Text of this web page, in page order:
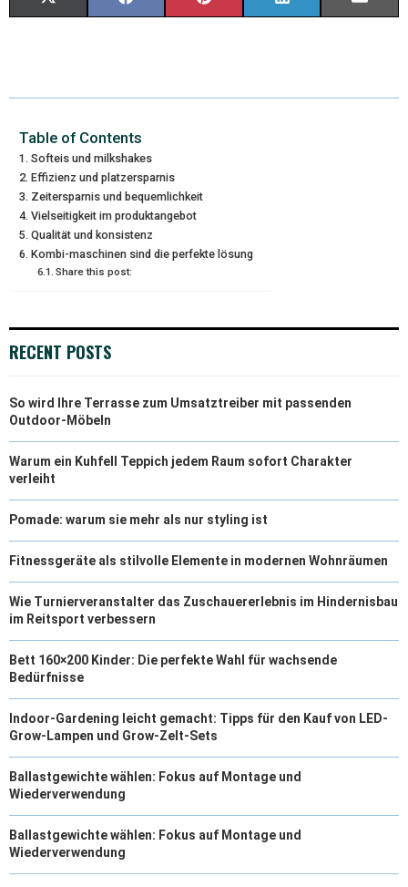
W
T
T
E
R
E
O
O
K
T
T
K I
Table of Contents
Softeis und milkshakes
Effizienz und platzersparnis
Zeitersparnis und bequemlichkeit
Vielseitigkeit im produktangebot
Qualität und konsistenz
Kombi-maschinen sind die perfekte lösung
Share this post:
RECENT POSTS
So wird Ihre Terrasse zum Umsatztreiber mit passenden
Outdoor-Möbeln
Warum ein Kuhfell Teppich jedem Raum sofort Charakter
verleiht
Pomade: warum sie mehr als nur styling ist
Fitnessgeräte als stilvolle Elemente in modernen Wohnräumen
Wie Turnierveranstalter das Zuschauererlebnis im Hindernisbau
im Reitsport verbessern
Bett 160×200 Kinder: Die perfekte Wahl für wachsende
Bedürfnisse
Indoor-Gardening leicht gemacht: Tipps für den Kauf von LED-
Grow-Lampen und Grow-Zelt-Sets
Ballastgewichte wählen: Fokus auf Montage und
Wiederverwendung
Ballastgewichte wählen: Fokus auf Montage und
Wiederverwendung